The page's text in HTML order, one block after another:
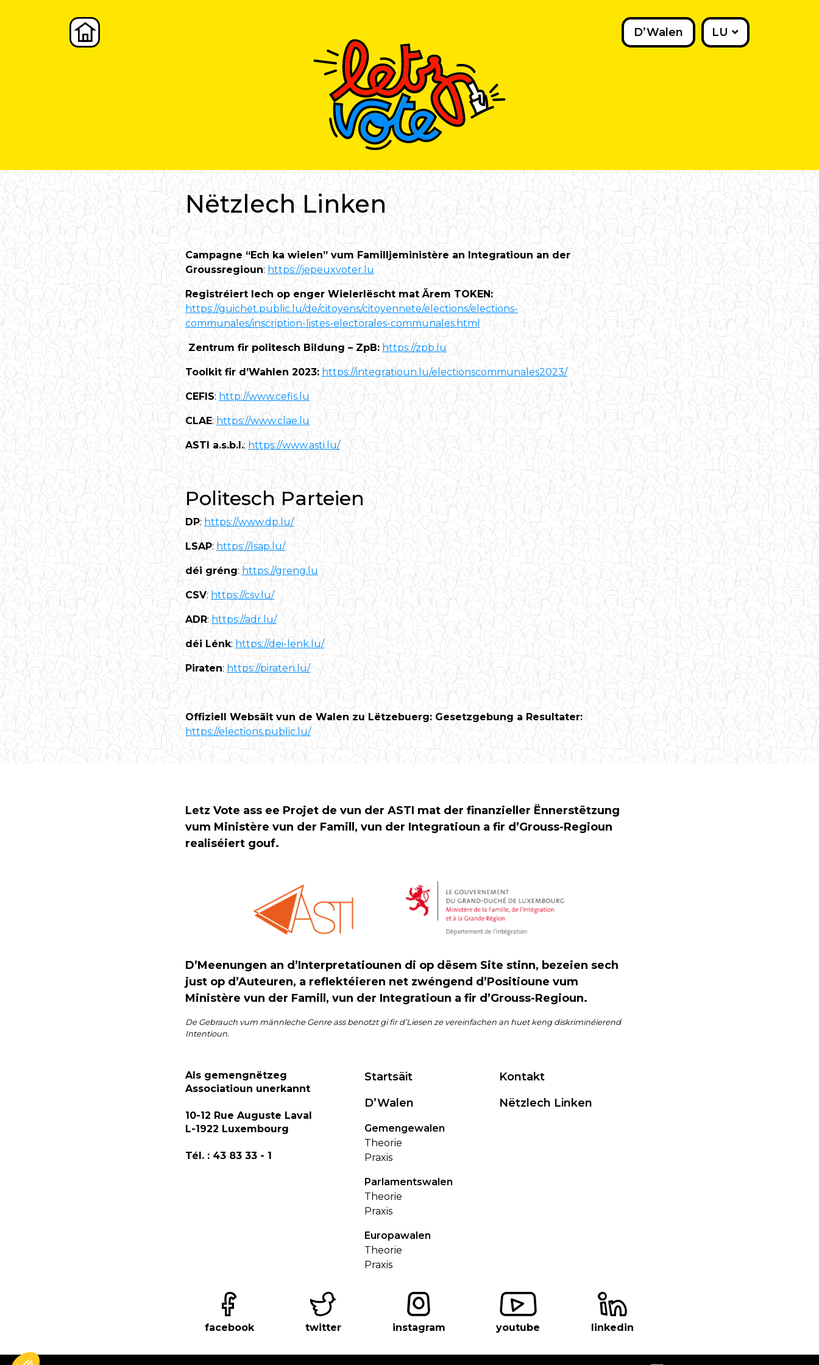
D’Walen LU
Nëtzlech Linken
Campagne “Ech ka wielen” vum Familljeministère an Integratioun an der
Groussregioun: https://jepeuxvoter.lu
Registréiert Iech op enger Wielerlëscht mat Ärem TOKEN:
https://guichet.public.lu/de/citoyens/citoyennete/elections/elections-
communales/inscription-listes-electorales-communales.html
Zentrum fir politesch Bildung – ZpB: https://zpb.lu
Toolkit fir d’Wahlen 2023: https://integratioun.lu/electionscommunales2023/
CEFIS: http://www.cefis.lu
CLAE:https://www.clae.lu
ASTI a.s.b.l.: https://www.asti.lu/
Politesch Parteien
DP:https://www.dp.lu/
LSAP: https://lsap.lu/
déi gréng: https://greng.lu
CSV: https://csv.lu/
ADR: https://adr.lu/
déi Lénk: https://dei-lenk.lu/
Piraten:https://piraten.lu/
Offiziell Websäit vun de Walen zu Lëtzebuerg: Gesetzgebung a Resultater:
https://elections.public.lu/
Letz Vote ass ee Projet de vun der ASTI mat der finanzieller Ënnerstëtzung
vum Ministère vun der Famill, vun der Integratioun a fir d’Grouss-Regioun
realiséiert gouf.
D’Meenungen an d’Interpretatiounen di op dësem Site stinn, bezeien sech
just op d’Auteuren, a reflektéieren net zwéngend d’Positioune vum
Ministère vun der Famill, vun der Integratioun a fir d’Grouss-Regioun.
De Gebrauch vum männleche Genre ass benotzt gi fir d’Liesen ze vereinfachen an huet keng diskriminéierend
Intentioun.
Als gemengnëtzeg
Associatioun unerkannt
10-12 Rue Auguste Laval
L-1922 Luxembourg
Tél. : 43 83 33 - 1
Startsäit
D’Walen
Gemengewalen
Theorie
Praxis
Parlamentswalen
Theorie
Praxis
Europawalen
Theorie
Praxis
Kontakt
Nëtzlech Linken
facebook twitter instagram youtube linkedin